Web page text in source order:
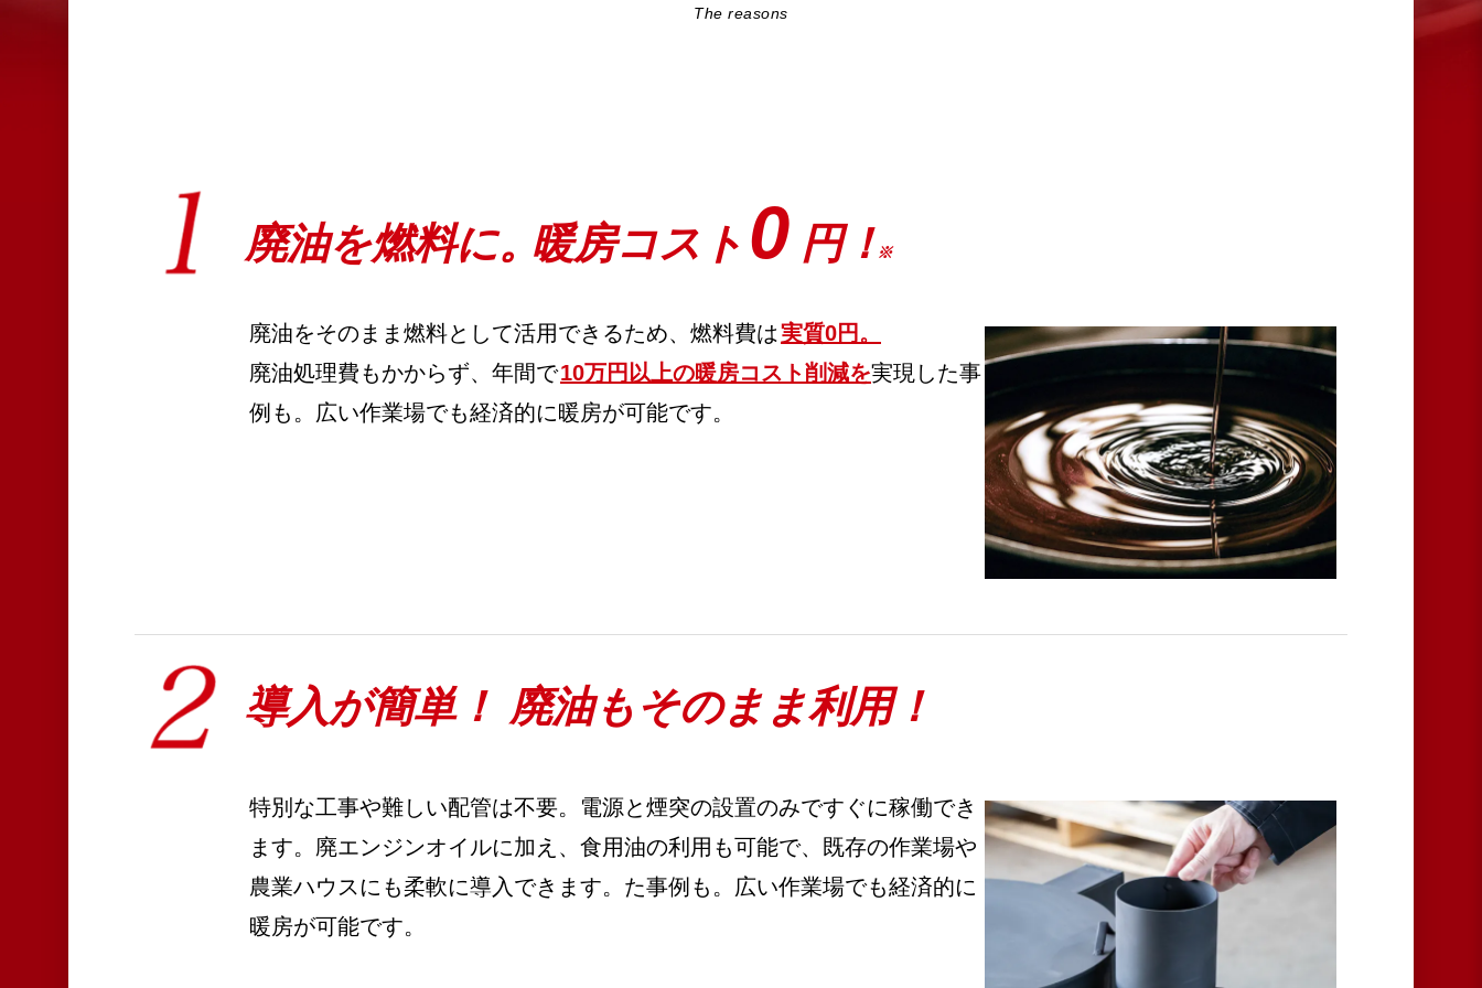
The reasons
廃油を燃料に。暖房コスト 0 円！※
廃油をそのまま燃料として活用できるため、燃料費は実質0円。
廃油処理費もかからず、年間で10万円以上の暖房コスト削減を実現した事
例も。広い作業場でも経済的に暖房が可能です。
導入が簡単！ 廃油もそのまま利用！
特別な工事や難しい配管は不要。電源と煙突の設置のみですぐに稼働でき
ます。廃エンジンオイルに加え、食用油の利用も可能で、既存の作業場や
農業ハウスにも柔軟に導入できます。た事例も。広い作業場でも経済的に
暖房が可能です。